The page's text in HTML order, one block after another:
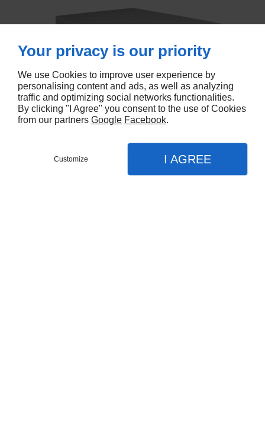
Partager :
Your privacy is our priority
We use Cookies to improve user experience by
personalising content and ads, as well as analyzing
traffic and optimizing social networks functionalities.
By clicking "I Agree" you consent to the use of Cookies
from our partners Google Facebook.
Customize I AGREE